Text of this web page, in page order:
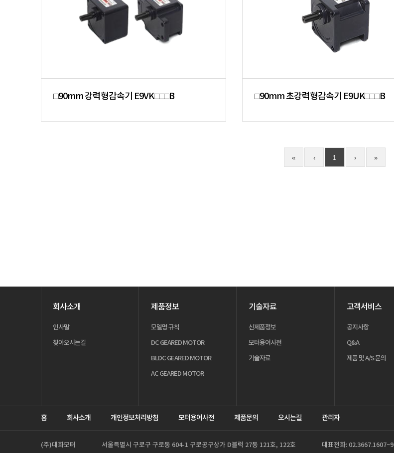
□90mm 강력형감속기 E9VK□□□B □90mm 초강력형감속기 E9UK□□□B
« ‹ 1 › »
회사소개
인사말
찾아오시는길
제품정보
모델명 규칙
DC GEARED MOTOR
BLDC GEARED MOTOR
AC GEARED MOTOR
기술자료
신제품정보
모터용어사전
기술자료
고객서비스
공지사항
Q&A
제품 및 A/S 문의
홈 회사소개 개인정보처리방침 모터용어사전 제품문의 오시는길 관리자
(주)대화모터 서울특별시 구로구 구로동 604-1 구로공구상가 D블럭 27동 121호, 122호 대표전화: 02.3667.1607~9